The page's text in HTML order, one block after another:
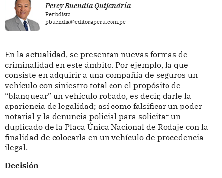
Percy Buendia Quijandría
Periodista
pbuendia@editoraperu.com.pe
En la actualidad, se presentan nuevas formas de
criminalidad en este ámbito. Por ejemplo, la que
consiste en adquirir a una compañía de seguros un
vehículo con siniestro total con el propósito de
“blanquear” un vehículo robado, es decir, darle la
apariencia de legalidad; así como falsificar un poder
notarial y la denuncia policial para solicitar un
duplicado de la Placa Única Nacional de Rodaje con la
finalidad de colocarla en un vehículo de procedencia
ilegal.
Decisión